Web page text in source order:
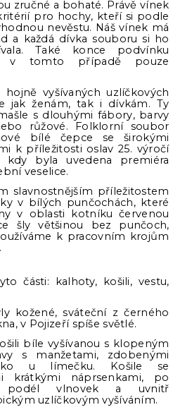
zručné a bohaté. Právě vínek
pro hochy, kteří si podle
nevěstu. Náš vínek má
a každá dívka souboru si ho
Také konce podvínku
v tomto případě pouze
vyšívaných uzlíčkových
jak ženám, tak i dívkám. Ty
s dlouhými fábory, barvy
růžové. Folklorní soubor
bílé čepce se širokými
k příležitosti oslav 25. výročí
kdy byla uvedena premiéra
veselice.
slavnostnějším příležitostem
v bílých punčochách, které
v oblasti kotníku červenou
šly většinou bez punčoch,
k pracovním krojům
části: kalhoty, košili, vestu,
kožené, sváteční z černého
v Pojizeří spíše světlé.
bíle vyšívanou s klopeným
s manžetami, zdobenými
u límečku. Košile se
krátkými náprsenkami, po
podél vlnovek a uvnitř
uzlíčkovým vyšíváním.